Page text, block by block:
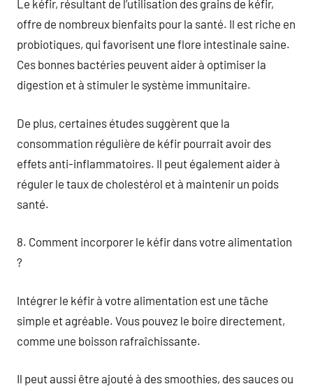
Le kéfir, résultant de l’utilisation des grains de kéfir,
offre de nombreux bienfaits pour la santé. Il est riche en
probiotiques, qui favorisent une flore intestinale saine.
Ces bonnes bactéries peuvent aider à optimiser la
digestion et à stimuler le système immunitaire.
De plus, certaines études suggèrent que la
consommation régulière de kéfir pourrait avoir des
effets anti-inflammatoires. Il peut également aider à
réguler le taux de cholestérol et à maintenir un poids
santé.
8. Comment incorporer le kéfir dans votre alimentation
?
Intégrer le kéfir à votre alimentation est une tâche
simple et agréable. Vous pouvez le boire directement,
comme une boisson rafraîchissante.
Il peut aussi être ajouté à des smoothies, des sauces ou